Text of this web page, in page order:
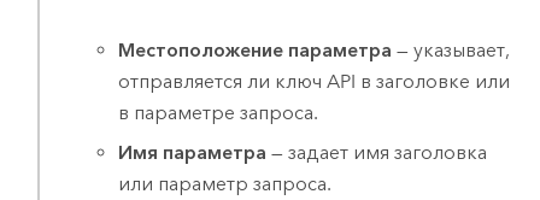
Местоположение параметра — указывает,
отправляется ли ключ API в заголовке или
в параметре запроса.
Имя параметра — задает имя заголовка
или параметр запроса.